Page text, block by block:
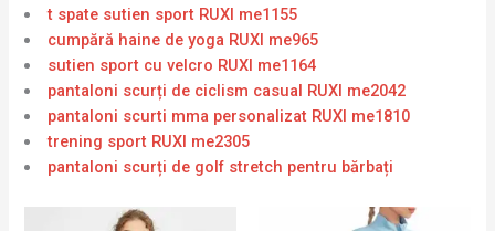
t spate sutien sport RUXI me1155
cumpără haine de yoga RUXI me965
sutien sport cu velcro RUXI me1164
pantaloni scurți de ciclism casual RUXI me2042
pantaloni scurti mma personalizat RUXI me1810
trening sport RUXI me2305
pantaloni scurți de golf stretch pentru bărbați